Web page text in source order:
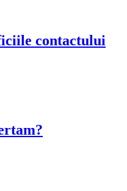
contactului